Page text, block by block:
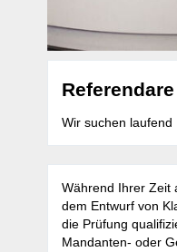
Wir suchen
Während Ihrer Zeit
dem Entwurf von
die Prüfung
Mandanten- oder